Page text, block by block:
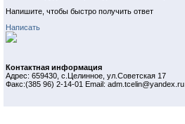
Напишите, чтобы быстро получить ответ
Написать
Контактная информация
Адрес: 659430, с.Целинное, ул.Советская 17
Факс:(385 96) 2-14-01 Email: adm.tcelin@yandex.ru